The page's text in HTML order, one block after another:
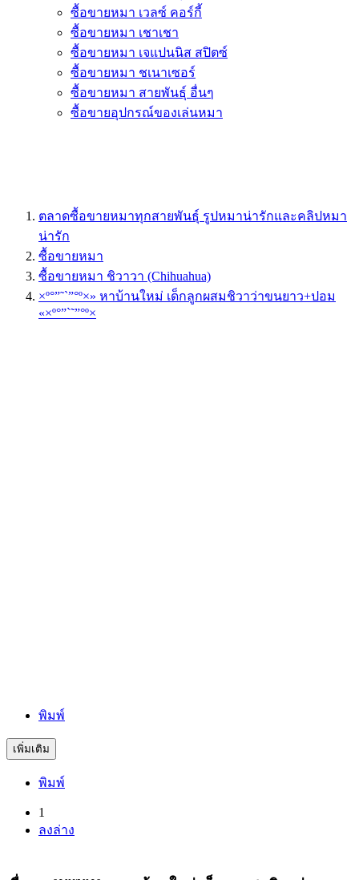
ซื้อขายหมา เวลซ์ คอร์กี้
ซื้อขายหมา เชาเชา
ซื้อขายหมา เจแปนนิส สปิตซ์
ซื้อขายหมา ชเนาเซอร์
ซื้อขายหมา สายพันธุ์ อื่นๆ
ซื้อขายอุปกรณ์ของเล่นหมา
ตลาดซื้อขายหมาทุกสายพันธุ์ รูปหมาน่ารักและคลิปหมา
น่ารัก
ซื้อขายหมา
ซื้อขายหมา ชิวาวา (Chihuahua)
×º°”˜`”°º×» หาบ้านใหม่ เด็กลูกผสมชิวาว่าขนยาว+ปอม
«×º°”`˜”°º×
พิมพ์
เพิ่มเติม
พิมพ์
1
ลงล่าง